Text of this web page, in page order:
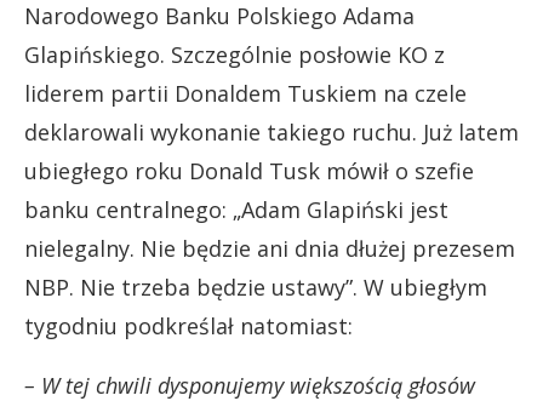
Narodowego Banku Polskiego Adama
Glapińskiego. Szczególnie posłowie KO z
liderem partii Donaldem Tuskiem na czele
deklarowali wykonanie takiego ruchu. Już latem
ubiegłego roku Donald Tusk mówił o szefie
banku centralnego: „Adam Glapiński jest
nielegalny. Nie będzie ani dnia dłużej prezesem
NBP. Nie trzeba będzie ustawy”. W ubiegłym
tygodniu podkreślał natomiast:
– W tej chwili dysponujemy większością głosów